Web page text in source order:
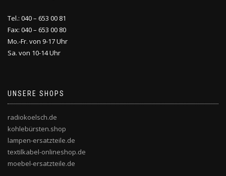
Tel.: 040 – 653 00 81
Fax: 040 – 653 00 80
Mo.-Fr. von 9-17 Uhr
Sa. von 10-14 Uhr
UNSERE SHOPS
radiokoelsch.de
kohlebürsten.shop
lampen-ersatzteile.de
textilkabel-onlineshop.de
moebel-ersatzteile.de